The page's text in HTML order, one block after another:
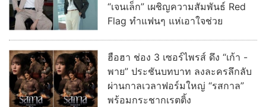
“เจนเล็ก” เผชิญความสัมพันธ์ Red
Flag ทำแฟนๆ แห่เอาใจช่วย
ฮือฮา ช่อง 3 เซอร์ไพรส์ ดึง “เก้า -
พาย” ประชันบทบาท ลงละครลึกลับ
ผ่านกาลเวลาฟอร์มใหญ่ “รสกาล”
พร้อมกระชากเรตติ้ง